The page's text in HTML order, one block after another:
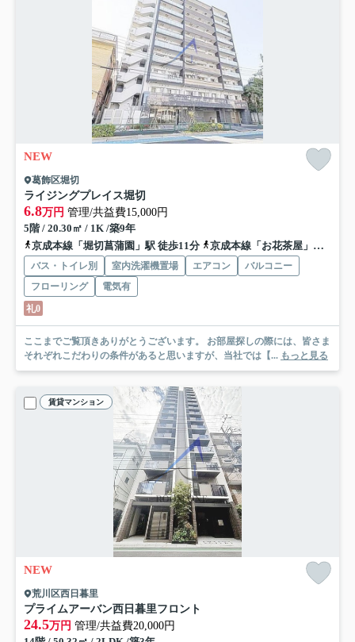
NEW
葛飾区堀切
ライジングプレイス堀切
6.8万円 管理/共益費15,000円
5階 / 20.30㎡ / 1K /築9年
京成本線「堀切菖蒲園」駅 徒歩11分
京成本線「お花茶屋」駅 徒歩14分
バス・トイレ別 室内洗濯機置場 エアコン
バルコニー
フローリング
電気有
礼0
ここまでご覧頂きありがとうございます。 お部屋探しの際には、皆さま
それぞれこだわりの条件があると思いますが、当社では【... もっと見る
賃貸マンション
NEW
荒川区西日暮里
プライムアーバン西日暮里フロント
24.5万円 管理/共益費20,000円